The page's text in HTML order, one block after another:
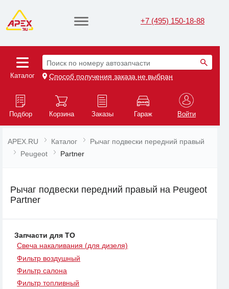
+7 (495) 150-18-88
Каталог
Поиск по номеру автозапчасти
Способ получения заказа не выбран
Подбор Корзина Заказы Гараж Войти
APEX.RU Каталог
Рычаг подвески передний правый
Peugeot
Partner
Рычаг подвески передний правый на Peugeot
Partner
Запчасти для ТО
Свеча накаливания (для дизеля)
Фильтр воздушный
Фильтр салона
Фильтр топливный